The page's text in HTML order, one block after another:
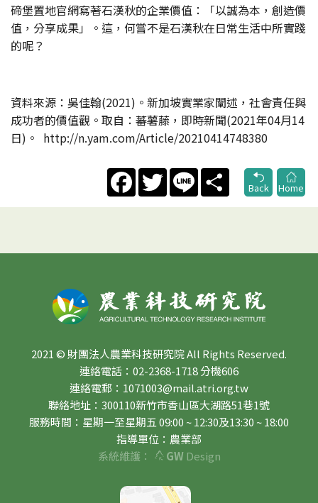
碲堡置地官網寫著石漢秋的企業價值：「以誠為本，創造價
值，分享成果」。這，何嘗不是石漢秋在日常生活中所實踐
的呢？
資料來源：吳佳翰(2021)。新加坡實業家闡述，社會責任與
成功者的價值觀。取自：蕃薯藤，即時新聞(2021年04月14
日)。 http://n.yam.com/Article/20210414748380
FacebookTwitter Line
Share
Back
Home
2021 © 財團法人農業科技研究院 All Rights Reserved.
連絡電話：02-2368-1718 分機606
連絡電郵：1071003@mail.atri.org.tw
聯絡地址：300110新竹市香山區大湖路51巷1號
服務時間：星期一至星期五 09:00 ~ 12:30及13:30 ~ 18:00
指導單位：農業部
系統維護：
GWDesign